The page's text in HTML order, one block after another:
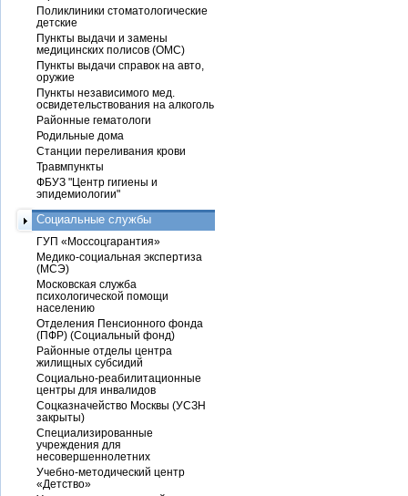
Поликлиники стоматологические
детские
Пункты выдачи и замены
медицинских полисов (ОМС)
Пункты выдачи справок на авто,
оружие
Пункты независимого мед.
освидетельствования на алкоголь
Районные гематологи
Родильные дома
Станции переливания крови
Травмпункты
ФБУЗ "Центр гигиены и
эпидемиологии"
Социальные службы
ГУП «Моссоцгарантия»
Медико-социальная экспертиза
(МСЭ)
Московская служба
психологической помощи
населению
Отделения Пенсионного фонда
(ПФР) (Социальный фонд)
Районные отделы центра
жилищных субсидий
Социально-реабилитационные
центры для инвалидов
Соцказначейство Москвы (УСЗН
закрыты)
Специализированные
учреждения для
несовершеннолетних
Учебно-методический центр
«Детство»